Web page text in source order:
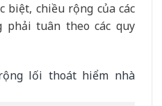
biệt, chiều rộng của các
tuân theo các quy